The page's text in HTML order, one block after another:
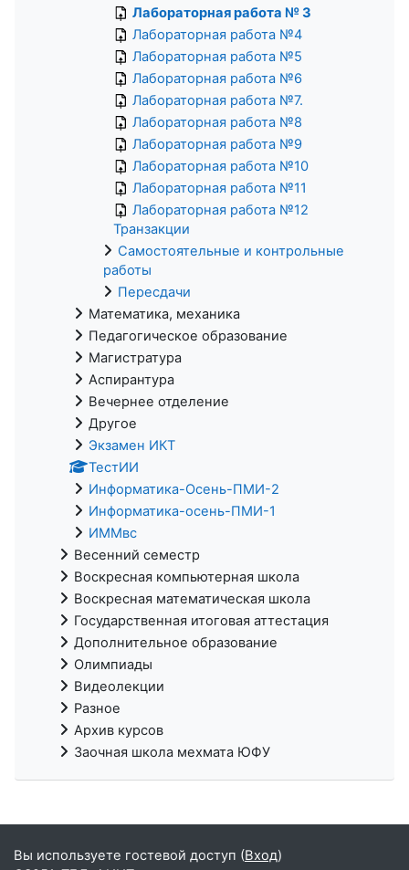
Лабораторная работа № 3
Лабораторная работа №4
Лабораторная работа №5
Лабораторная работа №6
Лабораторная работа №7.
Лабораторная работа №8
Лабораторная работа №9
Лабораторная работа №10
Лабораторная работа №11
Лабораторная работа №12
Транзакции
Самостоятельные и контрольные
работы
Пересдачи
Математика, механика
Педагогическое образование
Магистратура
Аспирантура
Вечернее отделение
Другое
Экзамен ИКТ
ТестИИ
Информатика-Осень-ПМИ-2
Информатика-осень-ПМИ-1
ИММвс
Весенний семестр
Воскресная компьютерная школа
Воскресная математическая школа
Государственная итоговая аттестация
Дополнительное образование
Олимпиады
Видеолекции
Разное
Архив курсов
Заочная школа мехмата ЮФУ
Вы используете гостевой доступ (Вход)